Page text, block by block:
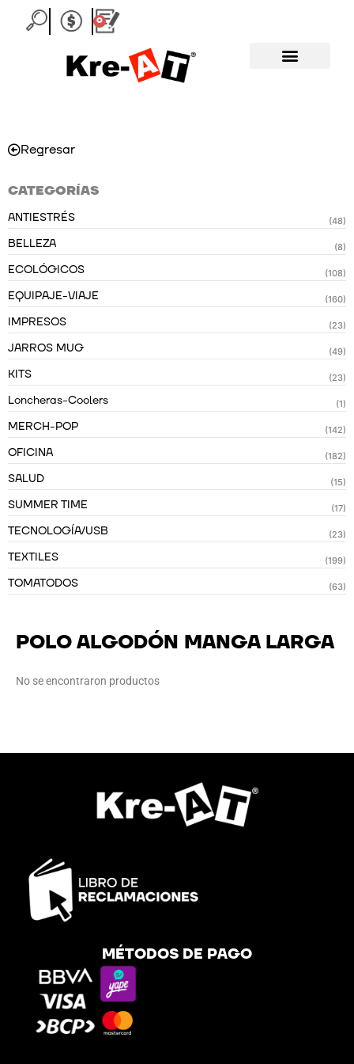
0
Carrito
Regresar
CATEGORÍAS
ANTIESTRÉS (48)
BELLEZA (8)
ECOLÓGICOS (108)
EQUIPAJE-VIAJE (160)
IMPRESOS (23)
JARROS MUG (49)
KITS (23)
Loncheras-Coolers (1)
MERCH-POP (142)
OFICINA (182)
SALUD (15)
SUMMER TIME (17)
TECNOLOGÍA/USB (23)
TEXTILES (199)
TOMATODOS (63)
POLO ALGODÓN MANGA LARGA
No se encontraron productos
MÉTODOS DE PAGO